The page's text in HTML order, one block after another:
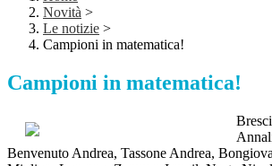
Novità >
Le notizie >
Campioni in matematica!
Campioni in matematica!
Benvenuto Andrea, Tassone Andrea,